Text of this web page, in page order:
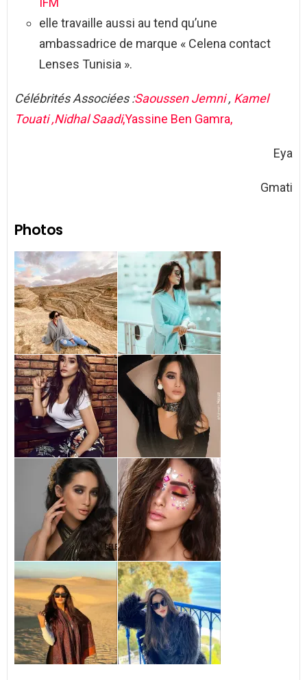
elle travaille aussi au tend qu’une
ambassadrice de marque « Celena contact
Lenses Tunisia ».
Célébrités Associées :Saoussen Jemni, Kamel
Touati ,Nidhal Saadi,Yassine Ben Gamra,
Eya
Gmati
Photos